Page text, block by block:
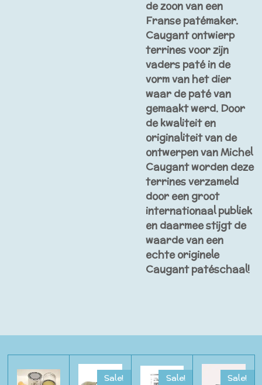
de zoon van een
Franse patémaker.
Caugant ontwierp
terrines voor zijn
vaders paté in de
vorm van het dier
waar de paté van
gemaakt werd. Door
de kwaliteit en
originaliteit van de
ontwerpen van Michel
Caugant worden deze
terrines verzameld
door een groot
internationaal publiek
en daarmee stijgt de
waarde van een
echte originele
Caugant patéschaal!
Sale! Sale! Sale!